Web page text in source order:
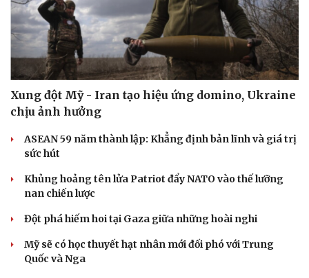
Xung đột Mỹ - Iran tạo hiệu ứng domino, Ukraine
chịu ảnh hưởng
ASEAN 59 năm thành lập: Khẳng định bản lĩnh và giá trị
sức hút
Khủng hoảng tên lửa Patriot đẩy NATO vào thế lưỡng
nan chiến lược
Đột phá hiếm hoi tại Gaza giữa những hoài nghi
Mỹ sẽ có học thuyết hạt nhân mới đối phó với Trung
Quốc và Nga